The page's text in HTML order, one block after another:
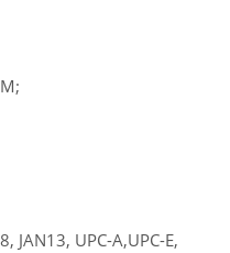
JAN13, UPC-A,UPC-E,